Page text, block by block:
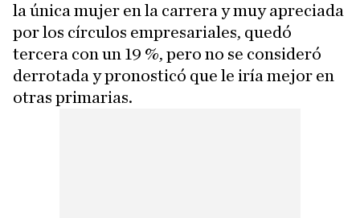
la única mujer en la carrera y muy apreciada
por los círculos empresariales, quedó
tercera con un 19 %, pero no se consideró
derrotada y pronosticó que le iría mejor en
otras primarias.